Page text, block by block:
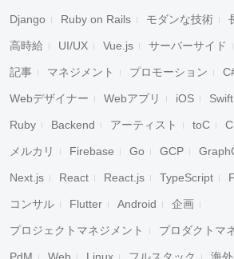
Django Ruby on Rails モダンな技術
高時給 UI/UX Vue.js サーバーサイド
記事 マネジメント プロモーション
Webデザイナー Webアプリ iOS Swift
Ruby Backend アーティスト toC
メルカリ Firebase Go GCP
Next.js React React.js TypeScript
コンサル Flutter Android 企画
プロジェクトマネジメント プロダクトマ